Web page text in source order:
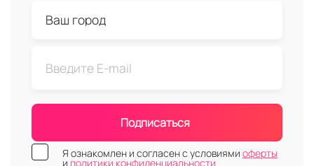
Подписаться
Я ознакомлен и согласен с условиями оферты
и политики конфиденциальности